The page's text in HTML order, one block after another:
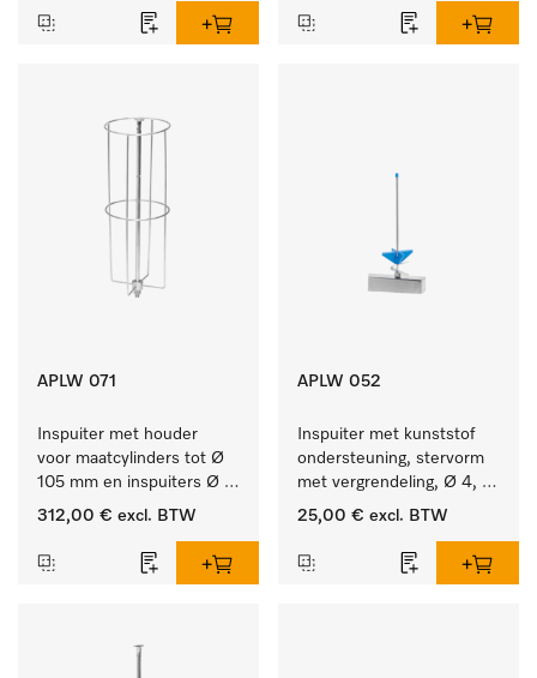
APLW 071
Inspuiter met houder
voor maatcylinders tot Ø
105 mm en inspuiters Ø
8, lengte 320 mm.
312,00 € excl. BTW
APLW 052
Inspuiter met kunststof
ondersteuning, stervorm
met vergrendeling, Ø 4,
lengte 175 mm.
25,00 € excl. BTW